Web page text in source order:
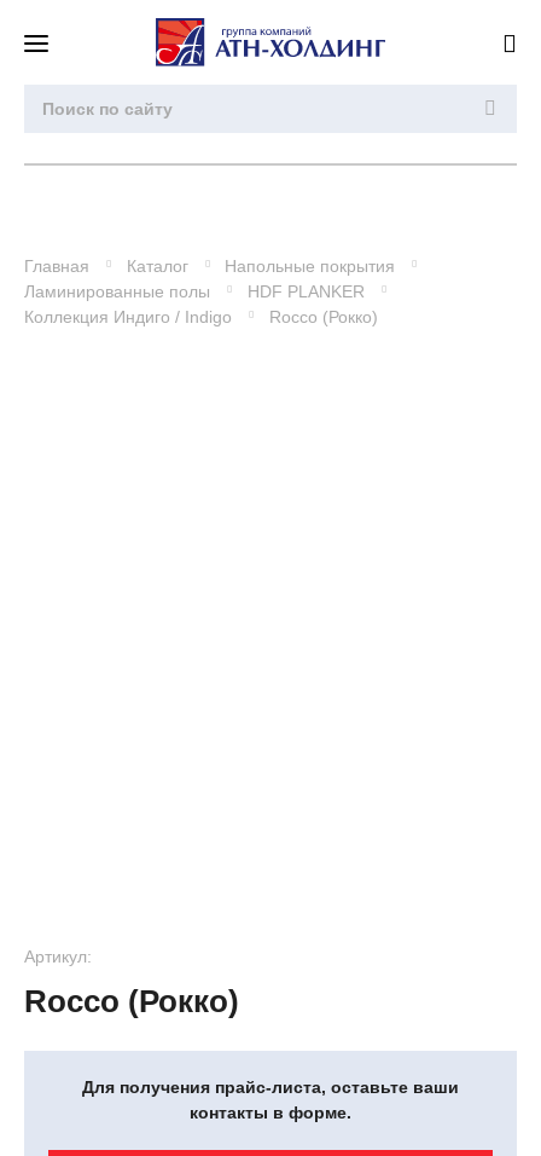
Главная Каталог
Напольные покрытия
Ламинированные полы
HDF PLANKER
Коллекция Индиго / Indigo
Rocco (Рокко)
Артикул:
Rocco (Рокко)
Для получения прайс-листа, оставьте ваши
контакты в форме.